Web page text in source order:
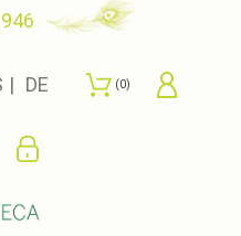
DE 0